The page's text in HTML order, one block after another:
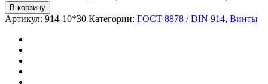
В корзину
Артикул: 914-10*30 Категории: ГОСТ 8878 / DIN 914, Винты